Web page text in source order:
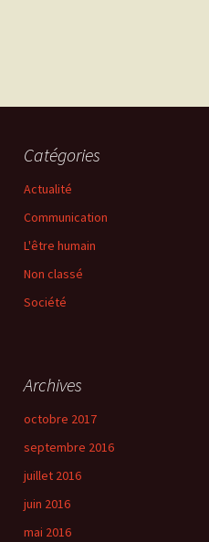
Catégories
Actualité
Communication
L'être humain
Non classé
Société
Archives
octobre 2017
septembre 2016
juillet 2016
juin 2016
mai 2016